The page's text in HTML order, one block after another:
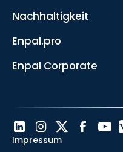
Nachhaltigkeit
Enpal.pro
Enpal Corporate
Impressum